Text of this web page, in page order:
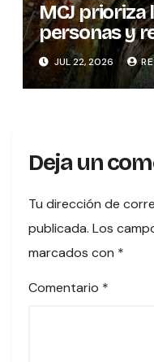
MCJ prioriza
personas y
memoria
sobre el río
JUL 22, 2026
Deja un
Tu dirección de
publicada. Los
marcados con *
Comentario *